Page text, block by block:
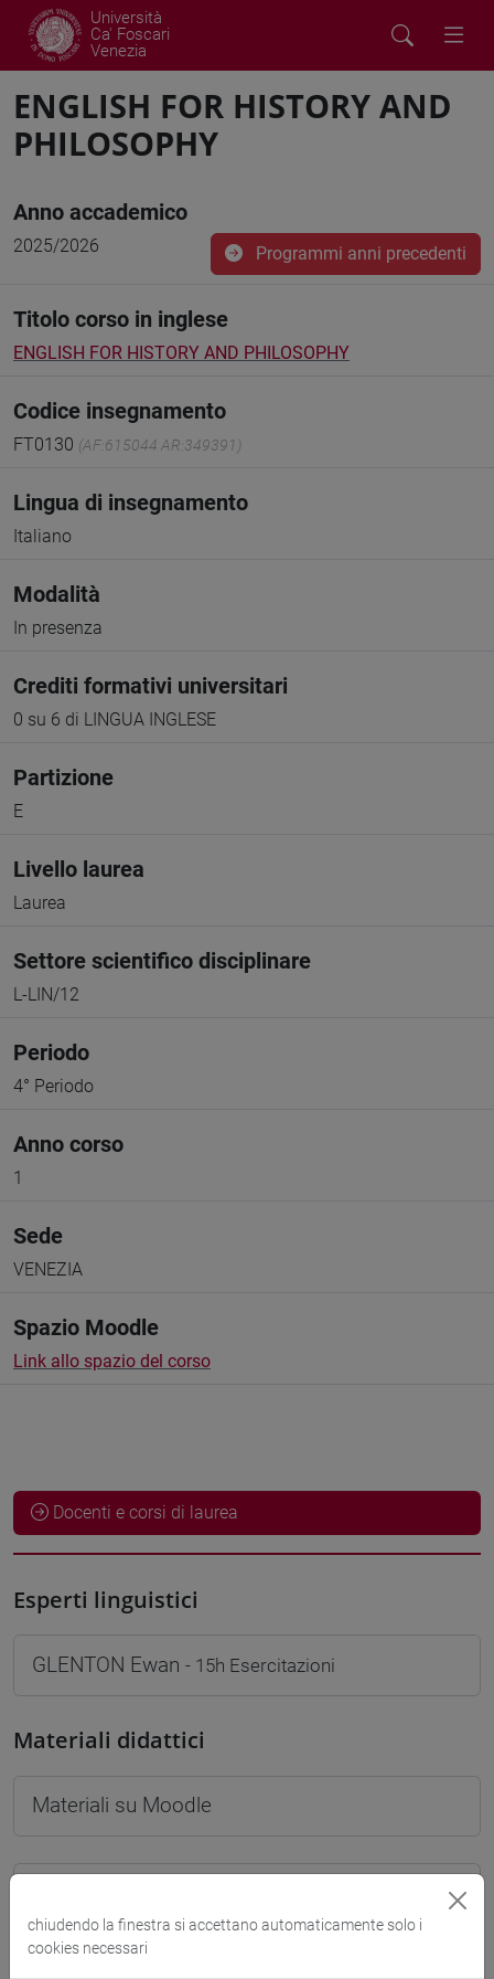
Università
Ca' Foscari
Venezia
ENGLISH FOR HISTORY AND
PHILOSOPHY
Anno accademico
2025/2026 Programmi anni precedenti
Titolo corso in inglese
ENGLISH FOR HISTORY AND PHILOSOPHY
Codice insegnamento
FT0130 (AF:615044 AR:349391)
Lingua di insegnamento
Italiano
Modalità
In presenza
Crediti formativi universitari
0 su 6 di LINGUA INGLESE
Partizione
E
Livello laurea
Laurea
Settore scientifico disciplinare
L-LIN/12
Periodo
4° Periodo
Anno corso
1
Sede
VENEZIA
Spazio Moodle
Link allo spazio del corso
Docenti e corsi di laurea
Esperti linguistici
GLENTON Ewan - 15h Esercitazioni
Materiali didattici
Materiali su Moodle
[FTR2] FILOSOFIA - Laurea
chiudendo la finestra si accettano automaticamente solo i
cookies necessari